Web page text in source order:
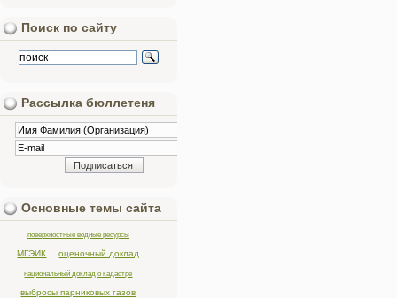
Поиск по сайту
Рассылка бюллетеня
Основные темы сайта
поверхностные водные ресурсы
МГЭИК оценочный доклад
национальный доклад о кадастре
выбросы парниковых газов